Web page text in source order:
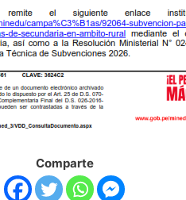
Comparte